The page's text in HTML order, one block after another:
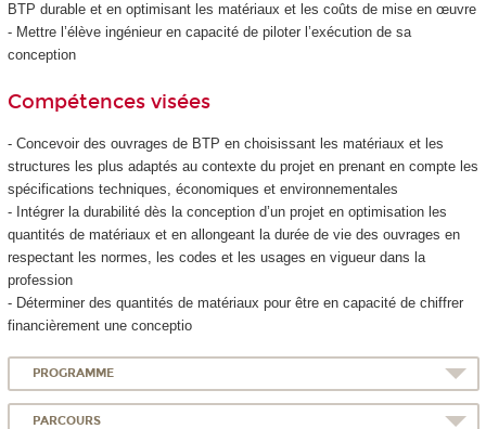
BTP durable et en optimisant les matériaux et les coûts de mise en œuvre
- Mettre l’élève ingénieur en capacité de piloter l’exécution de sa
conception
Compétences visées
- Concevoir des ouvrages de BTP en choisissant les matériaux et les
structures les plus adaptés au contexte du projet en prenant en compte les
spécifications techniques, économiques et environnementales
- Intégrer la durabilité dès la conception d’un projet en optimisation les
quantités de matériaux et en allongeant la durée de vie des ouvrages en
respectant les normes, les codes et les usages en vigueur dans la
profession
- Déterminer des quantités de matériaux pour être en capacité de chiffrer
financièrement une conceptio
PROGRAMME
PARCOURS